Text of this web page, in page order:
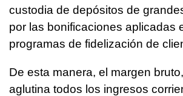
custodia de depósitos de
por las bonificaciones aplicadas
programas de fidelización de
De esta manera, el margen
aglutina todos los ingresos